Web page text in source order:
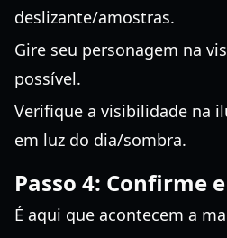
deslizante/amostras.
Gire seu personagem na
possível.
Verifique a visibilidade na
em luz do dia/sombra.
Passo 4: Confirme
É aqui que acontecem a